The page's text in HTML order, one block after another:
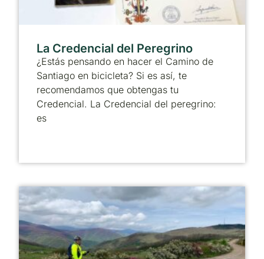
La Credencial del Peregrino
¿Estás pensando en hacer el Camino de
Santiago en bicicleta? Si es así, te
recomendamos que obtengas tu
Credencial. La Credencial del peregrino:
es